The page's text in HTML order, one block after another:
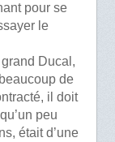
pour se
le
Ducal,
de
il doit
peu
était d’une